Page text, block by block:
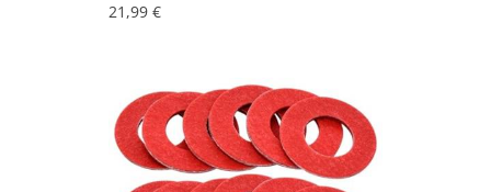
21,99 €